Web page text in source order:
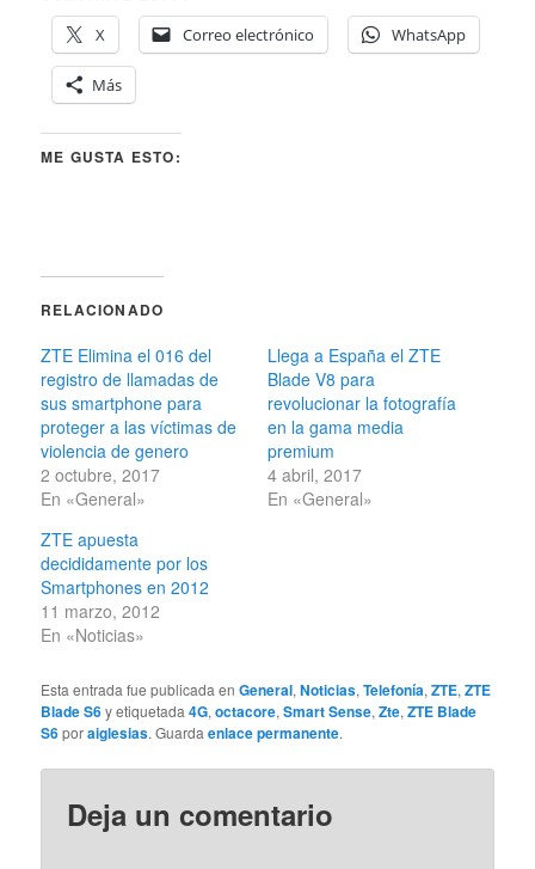
X
Correo electrónico WhatsApp
Más
ME GUSTA ESTO:
RELACIONADO
ZTE Elimina el 016 del
registro de llamadas de
sus smartphone para
proteger a las víctimas de
violencia de genero
2 octubre, 2017
En «General»
Llega a España el ZTE
Blade V8 para
revolucionar la fotografía
en la gama media
premium
4 abril, 2017
En «General»
ZTE apuesta
decididamente por los
Smartphones en 2012
11 marzo, 2012
En «Noticias»
Esta entrada fue publicada enGeneral,Noticias,Telefonía,ZTE,ZTE
Blade S6y etiquetada4G,octacore,Smart Sense,Zte,ZTE Blade
S6poraiglesias. Guardaenlace permanente.
Deja un comentario